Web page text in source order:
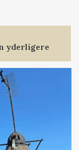
yderligere